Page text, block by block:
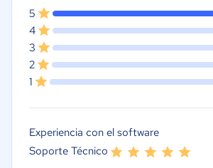
5
4
3
2
1
Experiencia con el software
Soporte Técnico